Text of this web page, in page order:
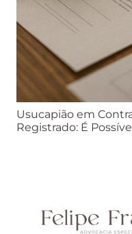
Usucapião em
Registrado: É